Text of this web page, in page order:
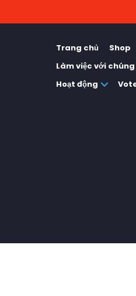
Trang chủ Shop
Làm việc với
Hoạt động